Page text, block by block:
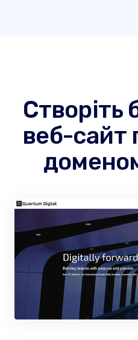
Створіть
веб-сайт